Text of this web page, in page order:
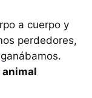
a cuerpo y
perdedores,
ganábamos.
animal